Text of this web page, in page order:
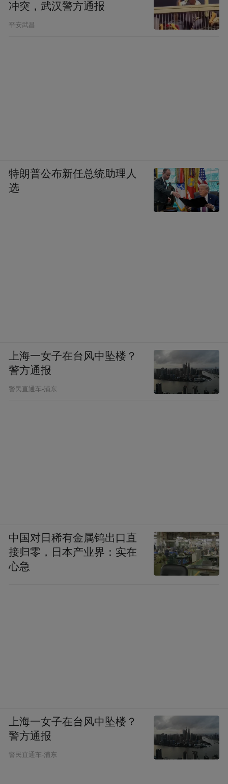
冲突，武汉警方通报
平安武昌
特朗普公布新任总统助理人
选
上海一女子在台风中坠楼？
警方通报
警民直通车-浦东
中国对日稀有金属钨出口直
接归零，日本产业界：实在
心急
上海一女子在台风中坠楼？
警方通报
警民直通车-浦东